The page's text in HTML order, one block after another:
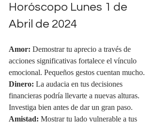
Horóscopo Lunes 1 de
Abril de 2024
Amor: Demostrar tu aprecio a través de
acciones significativas fortalece el vínculo
emocional. Pequeños gestos cuentan mucho.
Dinero: La audacia en tus decisiones
financieras podría llevarte a nuevas alturas.
Investiga bien antes de dar un gran paso.